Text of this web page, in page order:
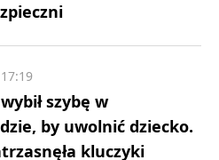
szybę w
by uwolnić dziecko.
kluczyki